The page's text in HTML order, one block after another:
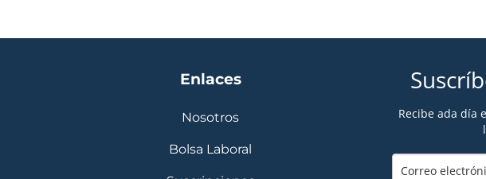
Enlaces
Nosotros
Bolsa Laboral
Recibe ada día